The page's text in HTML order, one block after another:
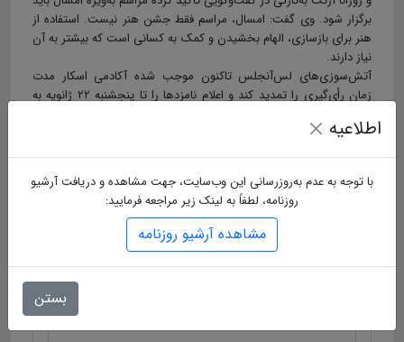
برگزار شود. وی گفت: امسال، مراسم فقط جشن هنر نیست. استفاده از
هنر برای بازسازی، الهام بخشیدن و کمک به کسانی است که بیشتر به آن
نیاز دارند.
آتش‌سوزی‌های لس‌آنجلس تاکنون موجب شده آکادمی اسکار مدت
زمان رأی‌گیری را تمدید کند و اعلام نامزدها را تا پنجشنبه ۲۲ ژانویه به
برچسب ها :
ارسال دیدگاه
اطلاعیه
با توجه به عدم به‌روزرسانی این وب‌سایت، جهت مشاهده و دریافت آرشیو
روزنامه، لطفاً به لینک زیر مراجعه فرمایید:
مشاهده آرشیو روزنامه
بستن